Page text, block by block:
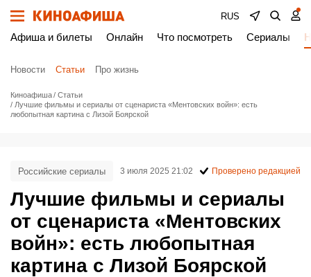
RUS
Афиша и билеты Онлайн Что посмотреть Сериалы
Новости Статьи Про жизнь
Киноафиша
Статьи
Лучшие фильмы и сериалы от сценариста «Ментовских войн»: есть
любопытная картина с Лизой Боярской
Лучшие фильмы и сериалы
от сценариста «Ментовских
войн»: есть любопытная
картина с Лизой Боярской
Российские сериалы 3 июля 2025 21:02 Проверено редакцией